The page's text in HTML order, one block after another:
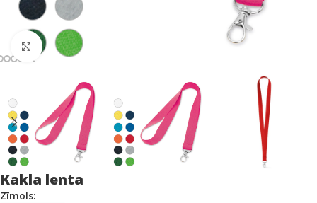
Click to enlarge
Kakla lenta
Zīmols: